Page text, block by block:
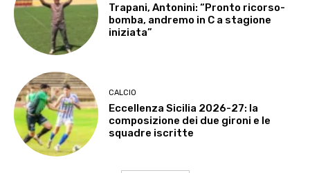
Trapani, Antonini: “Pronto ricorso-
bomba, andremo in C a stagione
iniziata”
CALCIO
Eccellenza Sicilia 2026-27: la
composizione dei due gironi e le
squadre iscritte